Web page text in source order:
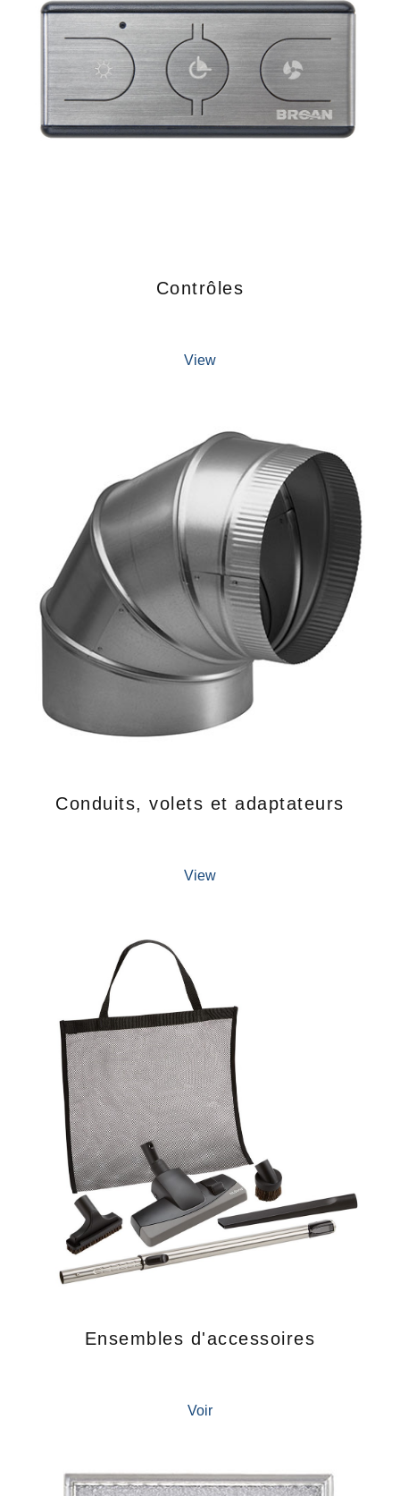
Contrôles
View
Conduits, volets et adaptateurs
View
Ensembles d'accessoires
Voir